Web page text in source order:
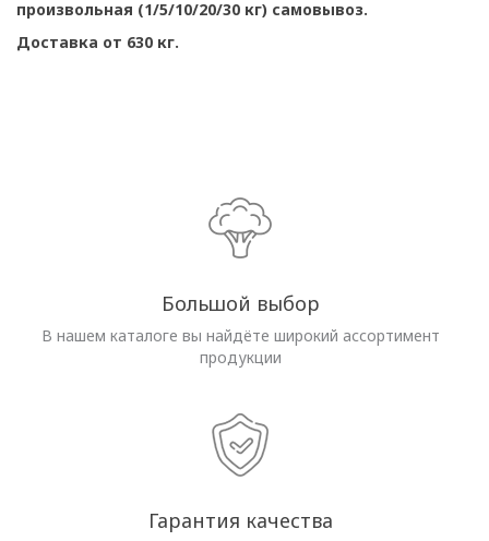
произвольная (1/5/10/20/30 кг) самовывоз.
Доставка от 630 кг.
Большой выбор
В нашем каталоге вы найдёте широкий ассортимент
продукции
Гарантия качества